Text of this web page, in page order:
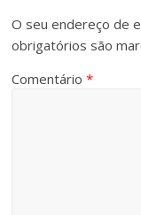
O seu endereço de
obrigatórios são
Comentário*